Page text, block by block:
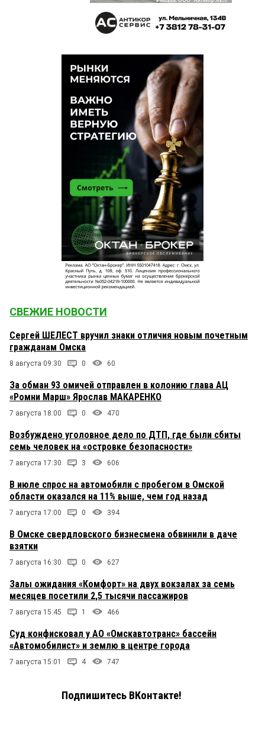
СВЕЖИЕ НОВОСТИ
Сергей ШЕЛЕСТ вручил знаки отличия новым почетным
гражданам Омска
8 августа 09:30 0 60
За обман 93 омичей отправлен в колонию глава АЦ
«Ромни Марш» Ярослав МАКАРЕНКО
7 августа 18:00 0 470
Возбуждено уголовное дело по ДТП, где были сбиты
семь человек на «островке безопасности»
7 августа 17:30 3 606
В июле спрос на автомобили с пробегом в Омской
области оказался на 11% выше, чем год назад
7 августа 17:00 0 394
В Омске свердловского бизнесмена обвинили в даче
взятки
7 августа 16:30 0 627
Залы ожидания «Комфорт» на двух вокзалах за семь
месяцев посетили 2,5 тысячи пассажиров
7 августа 15:45 1 466
Суд конфисковал у АО «Омскавтотранс» бассейн
«Автомобилист» и землю в центре города
7 августа 15:01 4 747
Подпишитесь ВКонтакте!